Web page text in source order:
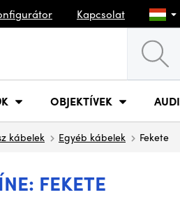
Kapcsolat
OBJEKTÍVEK
kábelek Egyéb kábelek Fekete
FEKETE